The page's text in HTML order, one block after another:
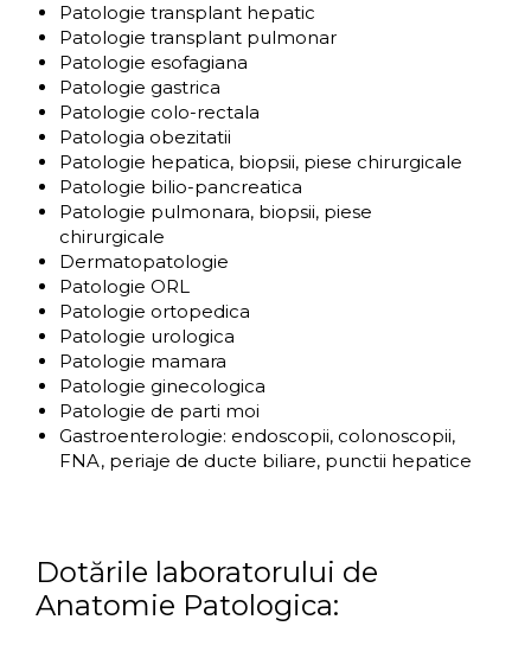
Patologie transplant hepatic
Patologie transplant pulmonar
Patologie esofagiana
Patologie gastrica
Patologie colo-rectala
Patologia obezitatii
Patologie hepatica, biopsii, piese chirurgicale
Patologie bilio-pancreatica
Patologie pulmonara, biopsii, piese
chirurgicale
Dermatopatologie
Patologie ORL
Patologie ortopedica
Patologie urologica
Patologie mamara
Patologie ginecologica
Patologie de parti moi
Gastroenterologie: endoscopii, colonoscopii,
FNA, periaje de ducte biliare, punctii hepatice
Dotările laboratorului de
Anatomie Patologica: